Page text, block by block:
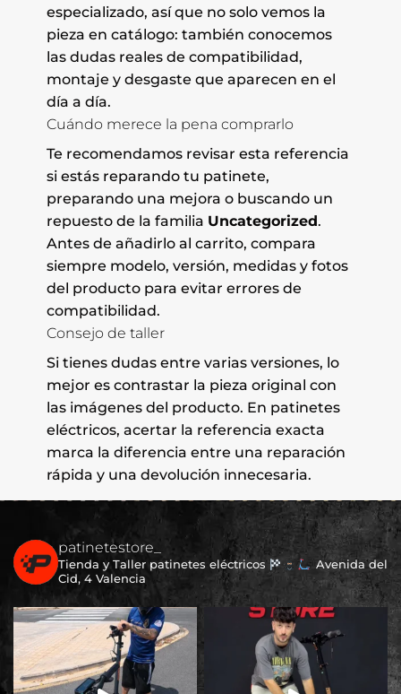
especializado, así que no solo vemos la
pieza en catálogo: también conocemos
las dudas reales de compatibilidad,
montaje y desgaste que aparecen en el
día a día.
Cuándo merece la pena comprarlo
Te recomendamos revisar esta referencia
si estás reparando tu patinete,
preparando una mejora o buscando un
repuesto de la familia Uncategorized.
Antes de añadirlo al carrito, compara
siempre modelo, versión, medidas y fotos
del producto para evitar errores de
compatibilidad.
Consejo de taller
Si tienes dudas entre varias versiones, lo
mejor es contrastar la pieza original con
las imágenes del producto. En patinetes
eléctricos, acertar la referencia exacta
marca la diferencia entre una reparación
rápida y una devolución innecesaria.
patinetestore_
Tienda y Taller patinetes eléctricos
Avenida del
Cid, 4 Valencia